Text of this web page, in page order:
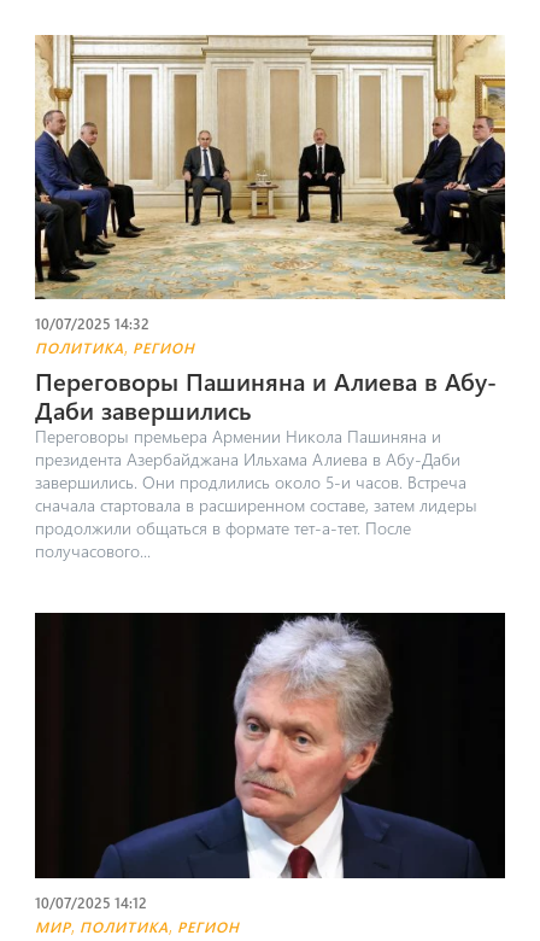
10/07/2025 14:32
ПОЛИТИКА, РЕГИОН
Переговоры Пашиняна и Алиева в Абу-
Даби завершились
Переговоры премьера Армении Никола Пашиняна и
президента Азербайджана Ильхама Алиева в Абу-Даби
завершились. Они продлились около 5-и часов. Встреча
сначала стартовала в расширенном составе, затем лидеры
продолжили общаться в формате тет-а-тет. После
получасового...
10/07/2025 14:12
МИР, ПОЛИТИКА, РЕГИОН